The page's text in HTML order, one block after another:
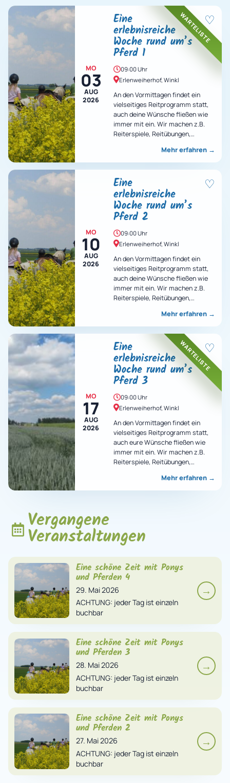
WARTELISTE
MO
03
AUG
2026
Eine
erlebnisreiche
Woche rund um’s
Pferd 1
♡
09:00 Uhr
Erlenweiherhof, Winkl
An den Vormittagen findet ein
vielseitiges Reitprogramm statt,
auch deine Wünsche fließen wie
immer mit ein. Wir machen z.B.
Reiterspiele, Reitübungen,
Mehr erfahren →
MO
10
AUG
2026
Eine
erlebnisreiche
Woche rund um’s
Pferd 2
♡
09:00 Uhr
Erlenweiherhof, Winkl
An den Vormittagen findet ein
vielseitiges Reitprogramm statt,
auch deine Wünsche fließen wie
immer mit ein. Wir machen z.B.
Reiterspiele, Reitübungen,
Mehr erfahren →
WARTELISTE
MO
17
AUG
2026
Eine
erlebnisreiche
Woche rund um’s
Pferd 3
♡
09:00 Uhr
Erlenweiherhof, Winkl
An den Vormittagen findet ein
vielseitiges Reitprogramm statt,
auch eure Wünsche fließen wie
immer mit ein. Wir machen z.B.
Reiterspiele, Reitübungen,
Mehr erfahren →
Vergangene
Veranstaltungen
Eine schöne Zeit mit Ponys
und Pferden 4
29. Mai 2026
ACHTUNG: jeder Tag ist einzeln
buchbar
→
Eine schöne Zeit mit Ponys
und Pferden 3
28. Mai 2026
ACHTUNG: jeder Tag ist einzeln
buchbar
→
Eine schöne Zeit mit Ponys
und Pferden 2
27. Mai 2026
ACHTUNG: jeder Tag ist einzeln
buchbar
→